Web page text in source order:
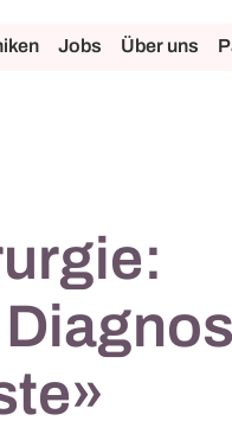
Jobs Über uns